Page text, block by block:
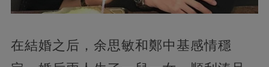
在結婚之后，余思敏和鄭中基感情穩